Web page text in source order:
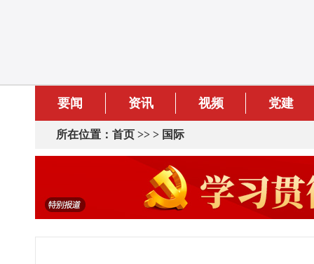
要闻 资讯 视频 党建
所在位置： 首页 >> > 国际